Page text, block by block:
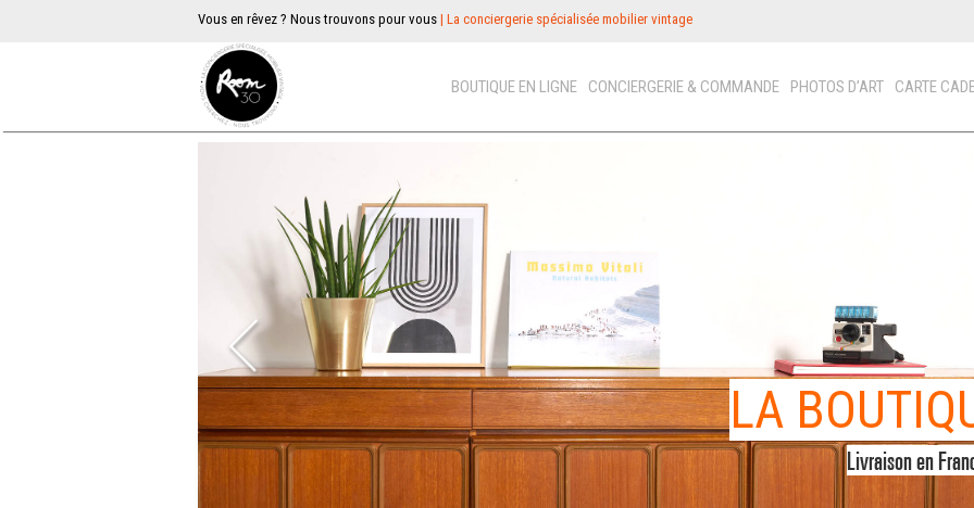
Vous en rêvez ? Nous trouvons pour vous | La conciergerie spécialisée mobilier vintage
BOUTIQUE EN LIGNE CONCIERGERIE & COMMANDE PHOTOS D’ART CARTE
LA
Livraison en
LA